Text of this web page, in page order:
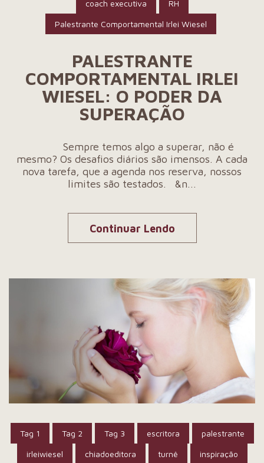
coach executiva RH
Palestrante Comportamental Irlei Wiesel
PALESTRANTE
COMPORTAMENTAL IRLEI
WIESEL: O PODER DA
SUPERAÇÃO
Sempre temos algo a superar, não é
mesmo? Os desafios diários são imensos. A cada
nova tarefa, que a agenda nos reserva, nossos
limites são testados. &n...
Continuar Lendo
Tag 1 Tag 2 Tag 3 escritora palestrante
irleiwiesel chiadoeditora turnê inspiração